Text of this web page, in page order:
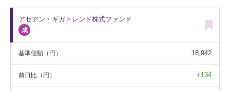
アセアン・ギガトレンド株式ファンド
基準価額 （円） 18,942
前日比 （円） +134